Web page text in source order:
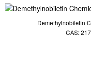
Demethylnobiletin
CAS: